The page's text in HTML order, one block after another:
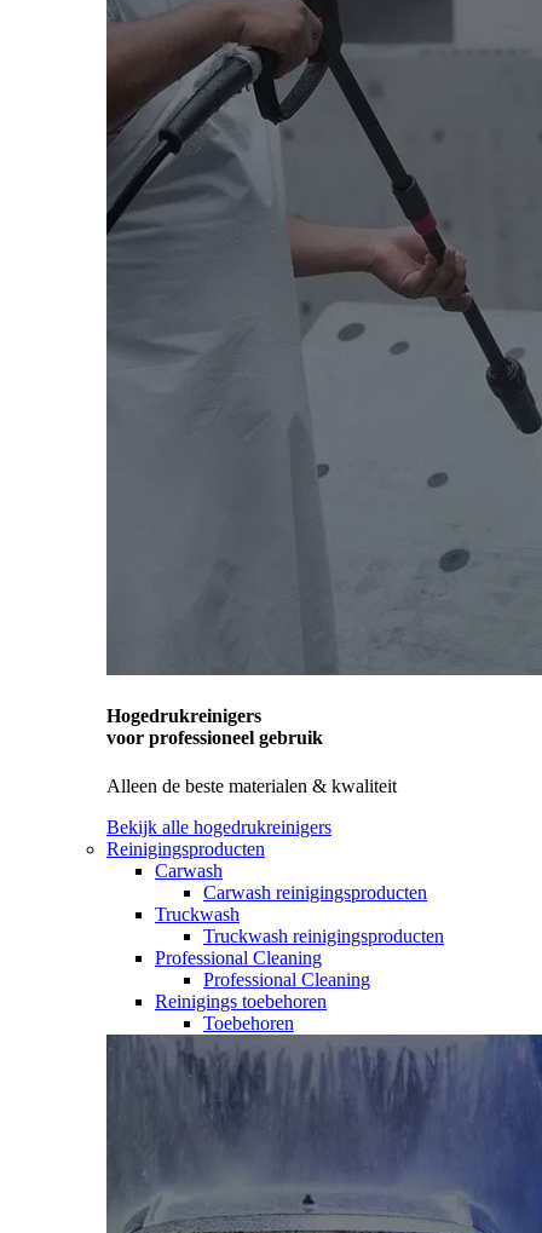
Hogedrukreinigers
voor professioneel gebruik
Alleen de beste materialen & kwaliteit
Bekijk alle hogedrukreinigers
Reinigingsproducten
Carwash
Carwash reinigingsproducten
Truckwash
Truckwash reinigingsproducten
Professional Cleaning
Professional Cleaning
Reinigings toebehoren
Toebehoren